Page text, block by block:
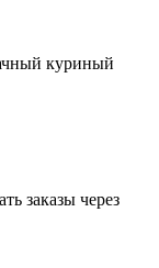
куриный
заказы через